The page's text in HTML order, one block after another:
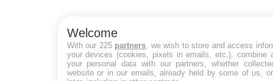
Welcome
With our 225 partners , we wish to store and access
your devices (cookies, pixels in emails, etc.), combine
your personal data with our partners, whether
website or in our emails, already held by some of us,